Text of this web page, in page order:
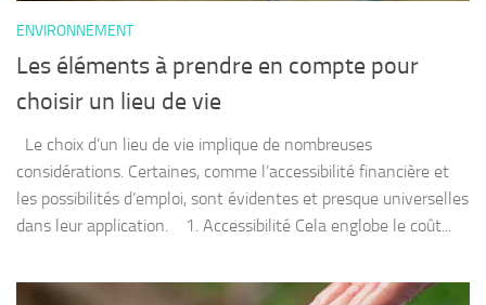
ENVIRONNEMENT
Les éléments à prendre en compte pour
choisir un lieu de vie
Le choix d’un lieu de vie implique de nombreuses
considérations. Certaines, comme l’accessibilité financière et
les possibilités d’emploi, sont évidentes et presque universelles
dans leur application. 1. Accessibilité Cela englobe le coût...